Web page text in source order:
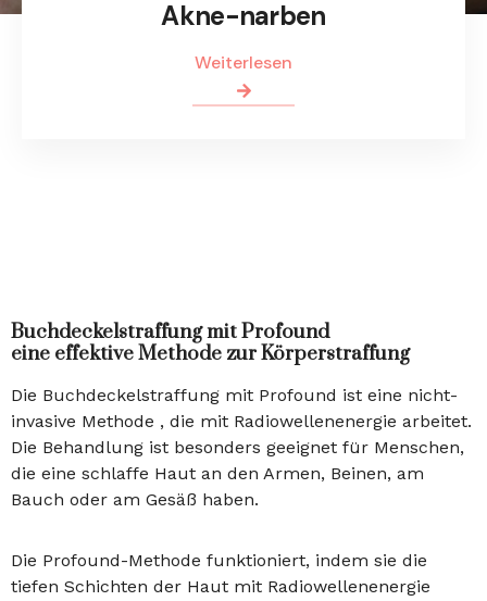
Akne-narben
Weiterlesen
Buchdeckelstraffung mit Profound
eine effektive Methode zur Körperstraffung
Die Buchdeckelstraffung mit Profound ist eine nicht-
invasive Methode , die mit Radiowellenenergie arbeitet.
Die Behandlung ist besonders geeignet für Menschen,
die eine schlaffe Haut an den Armen, Beinen, am
Bauch oder am Gesäß haben.
Die Profound-Methode funktioniert, indem sie die
tiefen Schichten der Haut mit Radiowellenenergie